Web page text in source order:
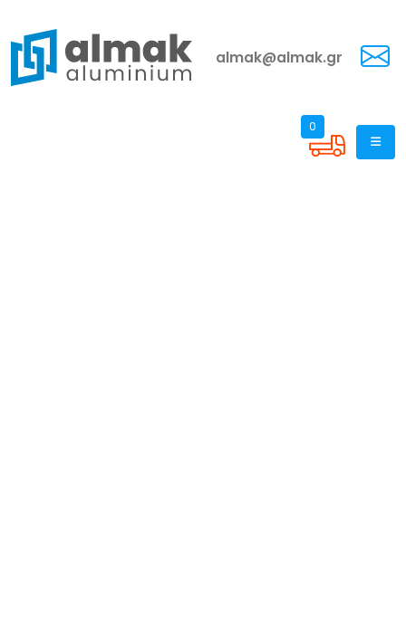
almak@almak.gr
0